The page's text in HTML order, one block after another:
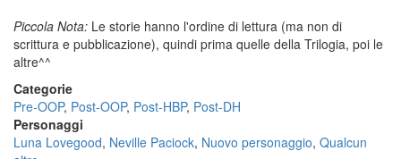
Piccola Nota: Le storie hanno l'ordine di lettura (ma non di
scrittura e pubblicazione), quindi prima quelle della Trilogia, poi le
altre^^
Categorie
Pre-OOP, Post-OOP, Post-HBP, Post-DH
Personaggi
Luna Lovegood, Neville Paciock, Nuovo personaggio, Qualcun